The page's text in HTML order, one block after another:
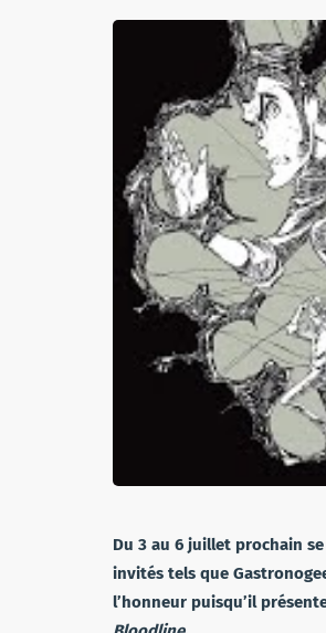
Du 3 au 6 juillet prochain
invités tels que
l’honneur puisqu’il